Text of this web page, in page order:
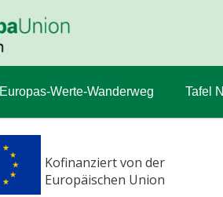
Europas-Werte-Wanderweg Tafel
Kofinanziert von der
Europäischen Union